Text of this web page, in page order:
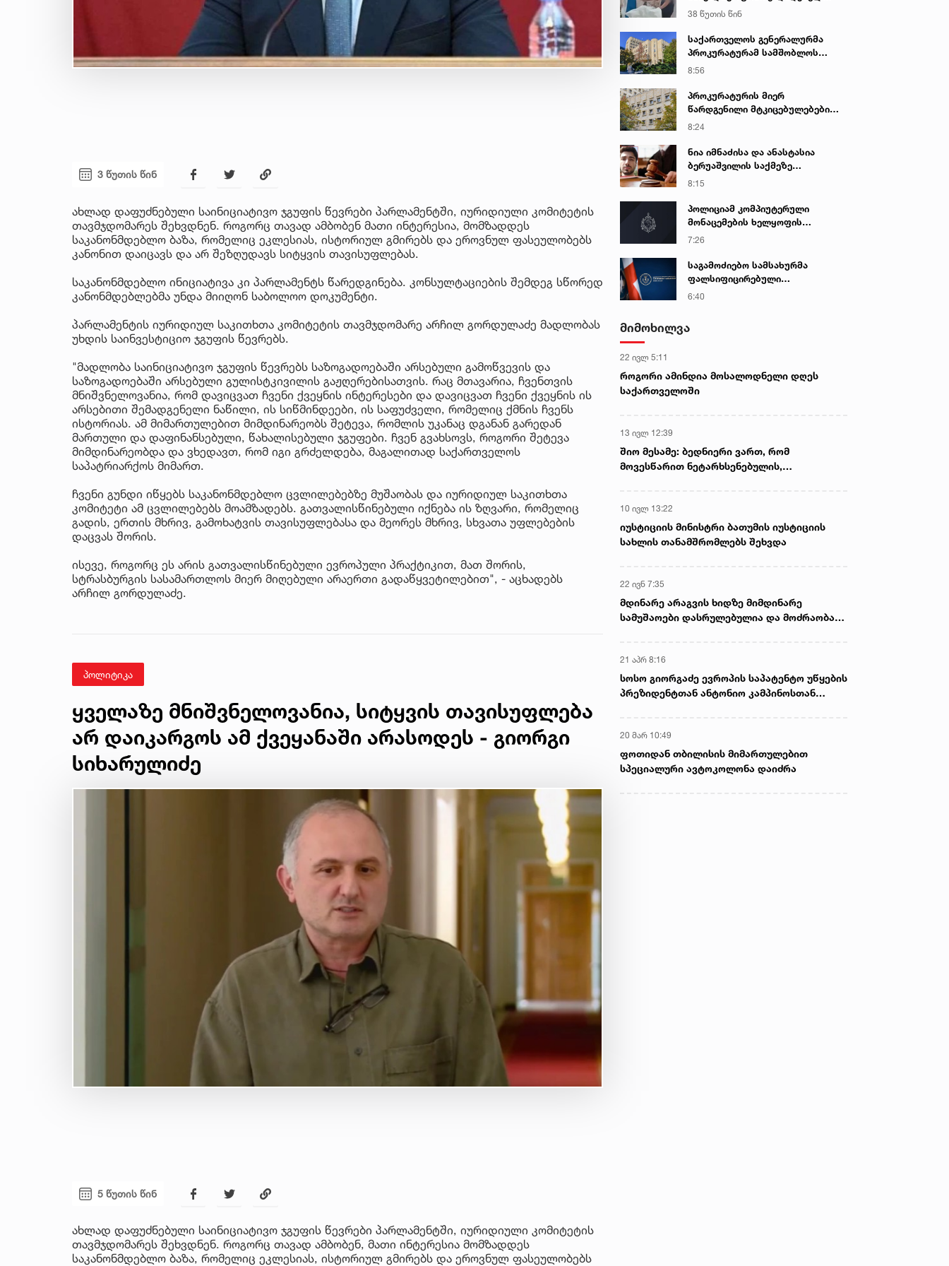
3 წუთის წინ
ახლად დაფუძნებული საინიციატივო ჯგუფის წევრები პარლამენტში, იურიდიული კომიტეტის
თავმჯდომარეს შეხვდნენ. როგორც თავად ამბობენ მათი ინტერესია, მომზადდეს
საკანონმდებლო ბაზა, რომელიც ეკლესიას, ისტორიულ გმირებს და ეროვნულ ფასეულობებს
კანონით დაიცავს და არ შეზღუდავს სიტყვის თავისუფლებას.
საკანონმდებლო ინიციატივა კი პარლამენტს წარედგინება. კონსულტაციების შემდეგ სწორედ
კანონმდებლებმა უნდა მიიღონ საბოლოო დოკუმენტი.
პარლამენტის იურიდიულ საკითხთა კომიტეტის თავმჯდომარე არჩილ გორდულაძე მადლობას
უხდის საინვესტიციო ჯგუფის წევრებს.
"მადლობა საინიციატივო ჯგუფის წევრებს საზოგადოებაში არსებული გამოწვევის და
საზოგადოებაში არსებული გულისტკივილის გაჟღერებისათვის. რაც მთავარია, ჩვენთვის
მნიშვნელოვანია, რომ დავიცვათ ჩვენი ქვეყნის ინტერესები და დავიცვათ ჩვენი ქვეყნის ის
არსებითი შემადგენელი ნაწილი, ის სიწმინდეები, ის საფუძველი, რომელიც ქმნის ჩვენს
ისტორიას. ამ მიმართულებით მიმდინარეობს შეტევა, რომლის უკანაც დგანან გარედან
მართული და დაფინანსებული, წახალისებული ჯგუფები. ჩვენ გვახსოვს, როგორი შეტევა
მიმდინარეობდა და ვხედავთ, რომ იგი გრძელდება, მაგალითად საქართველოს
საპატრიარქოს მიმართ.
ჩვენი გუნდი იწყებს საკანონმდებლო ცვლილებებზე მუშაობას და იურიდიულ საკითხთა
კომიტეტი ამ ცვლილებებს მოამზადებს. გათვალისწინებული იქნება ის ზღვარი, რომელიც
გადის, ერთის მხრივ, გამოხატვის თავისუფლებასა და მეორეს მხრივ, სხვათა უფლებების
დაცვას შორის.
ისევე, როგორც ეს არის გათვალისწინებული ევროპული პრაქტიკით, მათ შორის,
სტრასბურგის სასამართლოს მიერ მიღებული არაერთი გადაწყვეტილებით", - აცხადებს
არჩილ გორდულაძე.
პოლიტიკა
ყველაზე მნიშვნელოვანია, სიტყვის თავისუფლება
არ დაიკარგოს ამ ქვეყანაში არასოდეს - გიორგი
სიხარულიძე
5 წუთის წინ
ახლად დაფუძნებული საინიციატივო ჯგუფის წევრები პარლამენტში, იურიდიული კომიტეტის
თავმჯდომარეს შეხვდნენ. როგორც თავად ამბობენ, მათი ინტერესია მომზადდეს
საკანონმდებლო ბაზა, რომელიც ეკლესიას, ისტორიულ გმირებს და ეროვნულ ფასეულობებს
კადრებს ავრცელებს
38 წუთის წინ
საქართველოს გენერალურმა
პროკურატურამ სამშობლოს
ღალატის და საბოტაჟის ფაქტზე
8:56
პროკურატურის მიერ
წარდგენილი მტკიცებულებების
საფუძველზე ნარკოტიკული
შენახვის და რეალიზაციის
ფაქტზე ბრალდებულს
თავისუფლების აღკვეთა მიუსაჯა
8:24
ნია იმნაძისა და ანასტასია
ბერუაშვილის საქმეზე
სასამართლო დღეს იმსჯელებს
8:15
პოლიციამ კომპიუტერული
მონაცემების ხელყოფის
ბრალდებით ერთი პირი დააკავა,
სისხლისსამართლებრივი დევნა
დაუსწრებლად დაიწყო
7:26
საგამოძიებო სამსახურმა
ფალსიფიცირებული
ალკოჰოლური სასმელებისა და
პირი დააკავა
6:40
მიმოხილვა
22 ივლ 5:11
როგორი ამინდია მოსალოდნელი დღეს
საქართველოში
13 ივლ 12:39
შიო მესამე: ბედნიერი ვართ, რომ
მოვესწარით ნეტარხსენებულის,
10 ივლ 13:22
იუსტიციის მინისტრი ბათუმის იუსტიციის
სახლის თანამშრომლებს შეხვდა
22 ივნ 7:35
მდინარე არაგვის ხიდზე მიმდინარე
სამუშაოები დასრულებულია და მოძრაობა
21 აპრ 8:16
სოსო გიორგაძე ევროპის საპატენტო უწყების
პრეზიდენტთან ანტონიო კამპინოსთან
20 მარ 10:49
ფოთიდან თბილისის მიმართულებით
სპეციალური ავტოკოლონა დაიძრა